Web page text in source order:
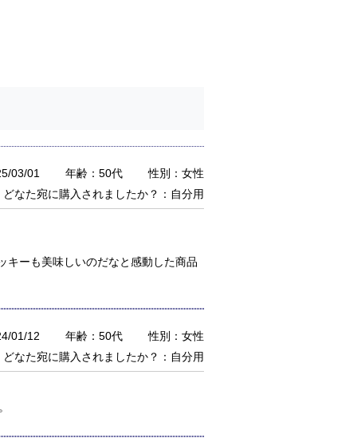
03/01 年齢：50代
性別：女性
どなた宛に購入されましたか？：自分用
キーも美味しいのだなと感動した商品
01/12 年齢：50代
性別：女性
どなた宛に購入されましたか？：自分用